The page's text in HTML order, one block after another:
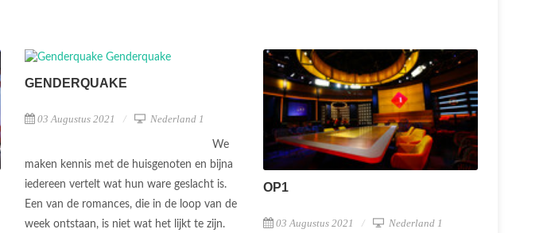
GENDERQUAKE
03 Augustus 2021 Nederland 1
We
maken kennis met de huisgenoten en bijna
iedereen vertelt wat hun ware geslacht is.
Een van de romances, die in de loop van de
week ontstaan, is niet wat het lijkt te zijn.
OP1
03 Augustus 2021 Nederland 1